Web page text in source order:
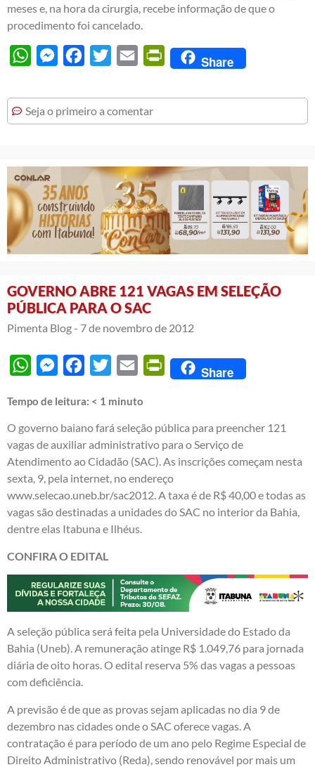
meses e, na hora da cirurgia, recebe informação de que o
procedimento foi cancelado.
WhatsAppMessengerFacebook
Twitter Email PrintFriendly
Share
Seja o primeiro a comentar
GOVERNO ABRE 121 VAGAS EM SELEÇÃO
PÚBLICA PARA O SAC
Pimenta Blog - 7 de novembro de 2012
WhatsAppMessengerFacebook
Twitter Email PrintFriendly
Share
Tempo de leitura: < 1 minuto
O governo baiano fará seleção pública para preencher 121
vagas de auxiliar administrativo para o Serviço de
Atendimento ao Cidadão (SAC). As inscrições começam nesta
sexta, 9, pela internet, no endereço
www.selecao.uneb.br/sac2012. A taxa é de R$ 40,00 e todas as
vagas são destinadas a unidades do SAC no interior da Bahia,
dentre elas Itabuna e Ilhéus.
CONFIRA O EDITAL
A seleção pública será feita pela Universidade do Estado da
Bahia (Uneb). A remuneração atinge R$ 1.049,76 para jornada
diária de oito horas. O edital reserva 5% das vagas a pessoas
com deficiência.
A previsão é de que as provas sejam aplicadas no dia 9 de
dezembro nas cidades onde o SAC oferece vagas. A
contratação é para período de um ano pelo Regime Especial de
Direito Administrativo (Reda), sendo renovável por mais um